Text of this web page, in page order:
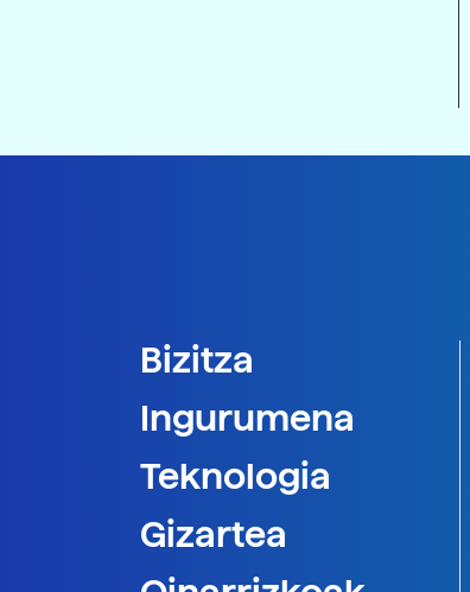
Bizitza
Ingurumena
Teknologia
Gizartea